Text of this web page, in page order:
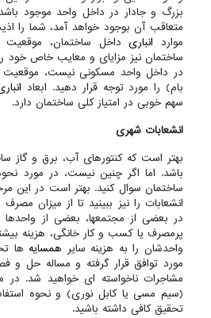
بزرگ و جادار در داخل واحد موجود
متعاقب آن بوجود خواهد آمد، شما را
موارد انباریداخل ساختمان، موقعیت
ساختمان نیز مزایای و معایب خاص خود
در داخل واحد مسکونی نیست، موقعیت
بام) را مورد توجه قرار دهید. ابعاد
سهم خوبی در امتیاز کلی ساختمان دارد.
انشعابات شهری
بهتر است که کنتورهای آب، برق و گاز
باشد. اما اگر چنین نیست، در مورد
ساختمان سوال کنید. بهتر است در این
انشعابات را نیز ببینید تا از میزان
در بعضی از مجتمعها، بعضی از واحدها
پرمصرف یا کسب و کار خانگی، هزینه
واحدشان را به هزینه سایر همسایه ها
مورد توافق قرار گرفته و مساله حل و
مشاجرات ناخواسته ای خواهید شد.
(سیم مسی یا کابل نوری) و نحوه
تحقیق کافی داشته باشید.